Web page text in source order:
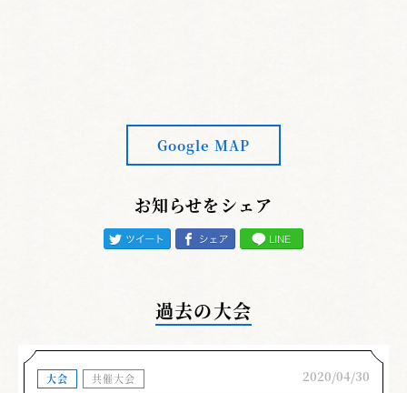
Google MAP
お知らせをシェア
過去の大会
大会 共催大会 2020/04/30